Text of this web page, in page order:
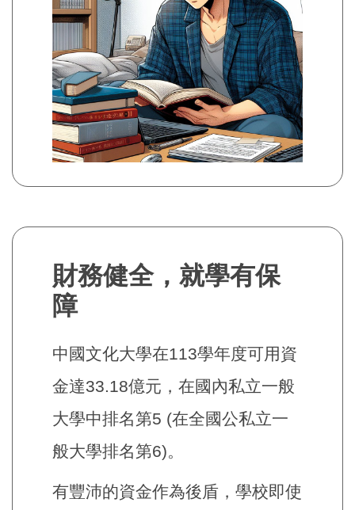
財務健全，就學有保
障
中國文化大學在113學年度可用資
金達33.18億元，在國內私立一般
大學中排名第5 (在全國公私立一
般大學排名第6)。
有豐沛的資金作為後盾，學校即使